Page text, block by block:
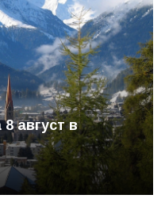
август в